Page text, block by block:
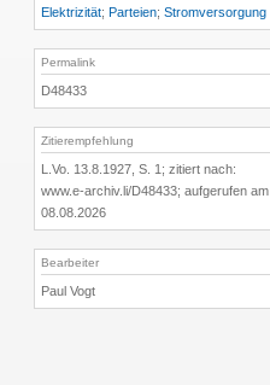
Elektrizität; Parteien; Stromversorgung
Permalink
D48433
Zitierempfehlung
L.Vo. 13.8.1927, S. 1; zitiert nach:
www.e-archiv.li/D48433; aufgerufen am
08.08.2026
Bearbeiter
Paul Vogt